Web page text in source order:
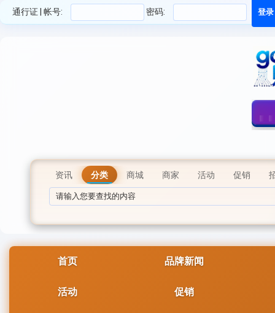
通行证 | 帐号: 密码:
资讯 分类 商城 商家 活动 促销
首页 品牌新闻
活动 促销